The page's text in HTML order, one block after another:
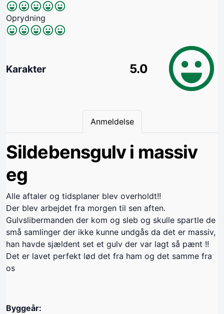
Oprydning
Karakter 5.0
Anmeldelse
Sildebensgulv i massiv
eg
Alle aftaler og tidsplaner blev overholdt!!
Der blev arbejdet fra morgen til sen aften.
Gulvslibermanden der kom og sleb og skulle spartle de
små samlinger der ikke kunne undgås da det er massiv,
han havde sjældent set et gulv der var lagt så pænt !!
Det er lavet perfekt lød det fra ham og det samme fra
os
Byggeår: